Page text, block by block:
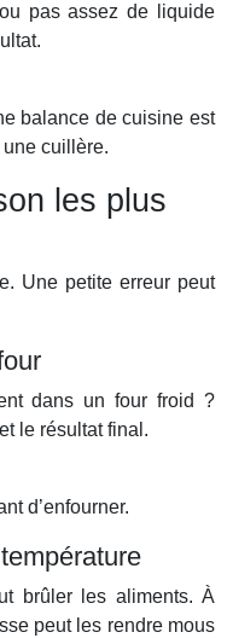
pas assez de liquide
balance de cuisine est
cuillère.
les plus
Une petite erreur peut
dans un four froid ?
le résultat final.
d’enfourner.
brûler les aliments. À
peut les rendre mous